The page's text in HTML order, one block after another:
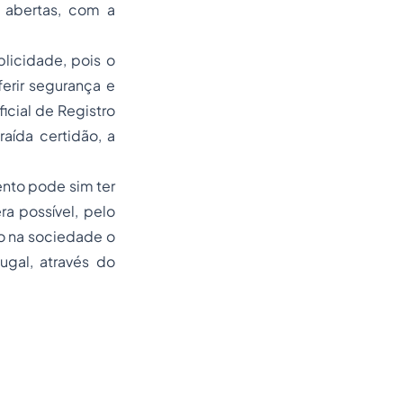
com a
pois o
segurança e
de Registro
certidão, a
pode sim ter
possível, pelo
na sociedade o
através do